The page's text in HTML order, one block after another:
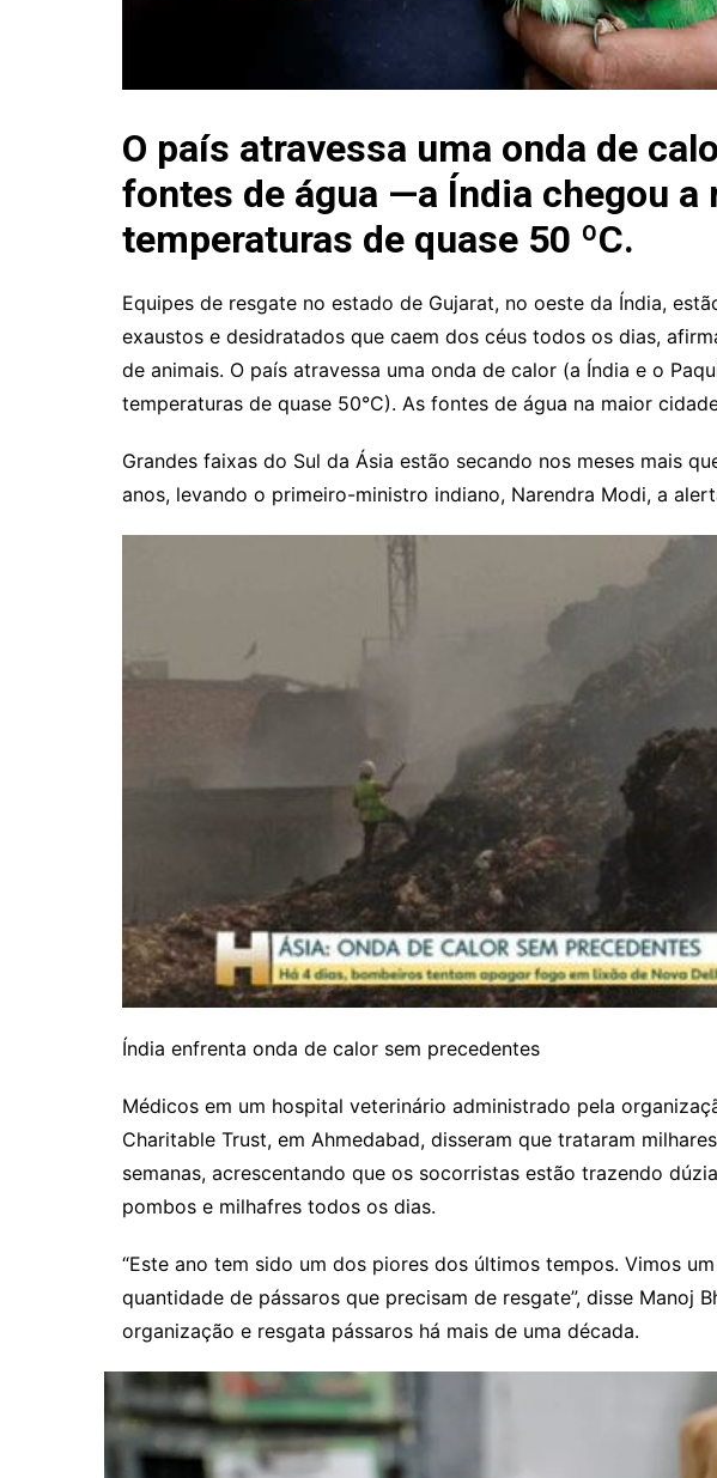
O país atravessa uma onda de
fontes de água —a Índia chegou a
temperaturas de quase 50 ºC.
Equipes de resgate no estado de Gujarat, no oeste da Índia,
exaustos e desidratados que caem dos céus todos os dias,
de animais. O país atravessa uma onda de calor (a Índia e o
temperaturas de quase 50°C). As fontes de água na maior
Grandes faixas do Sul da Ásia estão secando nos meses mais
anos, levando o primeiro-ministro indiano, Narendra Modi, a
Índia enfrenta onda de calor sem precedentes
Médicos em um hospital veterinário administrado pela
Charitable Trust, em Ahmedabad, disseram que trataram
semanas, acrescentando que os socorristas estão trazendo
pombos e milhafres todos os dias.
“Este ano tem sido um dos piores dos últimos tempos. Vimos
quantidade de pássaros que precisam de resgate”, disse Manoj
organização e resgata pássaros há mais de uma década.